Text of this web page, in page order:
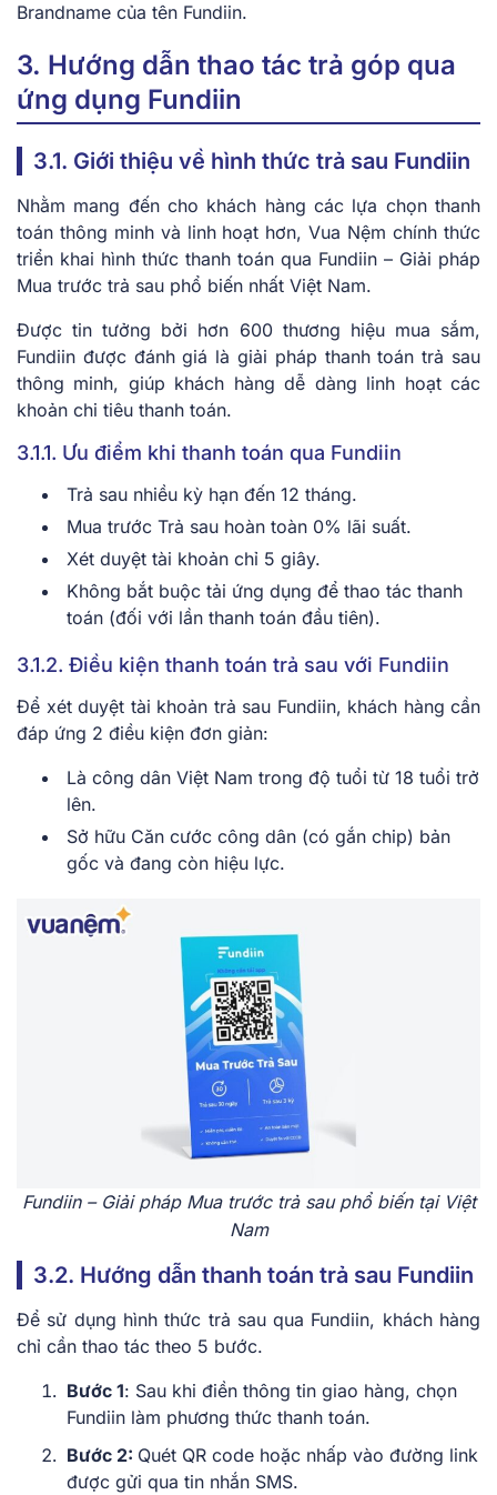
Brandname của tên Fundiin.
3. Hướng dẫn thao tác trả góp qua
ứng dụng Fundiin
3.1. Giới thiệu về hình thức trả sau Fundiin
Nhằm mang đến cho khách hàng các lựa chọn thanh
toán thông minh và linh hoạt hơn, Vua Nệm chính thức
triển khai hình thức thanh toán qua Fundiin – Giải pháp
Mua trước trả sau phổ biến nhất Việt Nam.
Được tin tưởng bởi hơn 600 thương hiệu mua sắm,
Fundiin được đánh giá là giải pháp thanh toán trả sau
thông minh, giúp khách hàng dễ dàng linh hoạt các
khoản chi tiêu thanh toán.
3.1.1. Ưu điểm khi thanh toán qua Fundiin
Trả sau nhiều kỳ hạn đến 12 tháng.
Mua trước Trả sau hoàn toàn 0% lãi suất.
Xét duyệt tài khoản chỉ 5 giây.
Không bắt buộc tải ứng dụng để thao tác thanh
toán (đối với lần thanh toán đầu tiên).
3.1.2. Điều kiện thanh toán trả sau với Fundiin
Để xét duyệt tài khoản trả sau Fundiin, khách hàng cần
đáp ứng 2 điều kiện đơn giản:
Là công dân Việt Nam trong độ tuổi từ 18 tuổi trở
lên.
Sở hữu Căn cước công dân (có gắn chip) bản
gốc và đang còn hiệu lực.
Fundiin – Giải pháp Mua trước trả sau phổ biến tại Việt
Nam
3.2. Hướng dẫn thanh toán trả sau Fundiin
Để sử dụng hình thức trả sau qua Fundiin, khách hàng
chỉ cần thao tác theo 5 bước.
Bước 1: Sau khi điền thông tin giao hàng, chọn
Fundiin làm phương thức thanh toán.
Bước 2: Quét QR code hoặc nhấp vào đường link
được gửi qua tin nhắn SMS.